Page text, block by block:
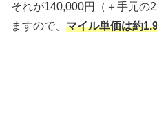
それが140,000円（＋手元の
ますので、 マイル単価は約